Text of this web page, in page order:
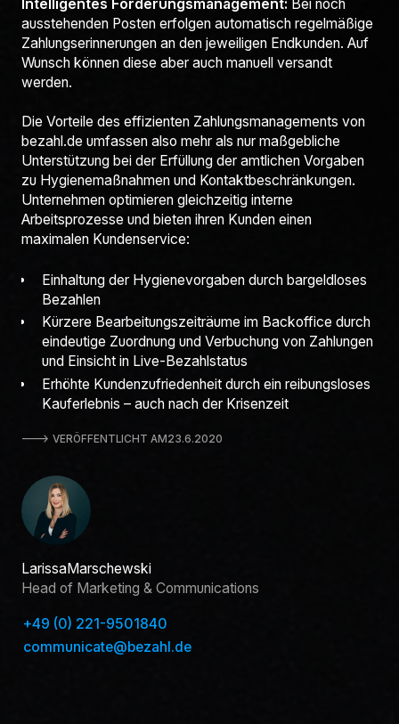
LarissaMarschewski
Head of Marketing & Communications
+49 (0) 221-9501840
communicate@bezahl.de
Intelligentes Forderungsmanagement: Bei noch
ausstehenden Posten erfolgen automatisch regelmäßige
Zahlungserinnerungen an den jeweiligen Endkunden. Auf
Wunsch können diese aber auch manuell versandt
werden.
Die Vorteile des effizienten Zahlungsmanagements von
bezahl.de umfassen also mehr als nur maßgebliche
Unterstützung bei der Erfüllung der amtlichen Vorgaben
zu Hygienemaßnahmen und Kontaktbeschränkungen.
Unternehmen optimieren gleichzeitig interne
Arbeitsprozesse und bieten ihren Kunden einen
maximalen Kundenservice:
Einhaltung der Hygienevorgaben durch bargeldloses
Bezahlen
Kürzere Bearbeitungszeiträume im Backoffice durch
eindeutige Zuordnung und Verbuchung von Zahlungen
und Einsicht in Live-Bezahlstatus
Erhöhte Kundenzufriedenheit durch ein reibungsloses
Kauferlebnis – auch nach der Krisenzeit
🡒 VERÖFFENTLICHT AM 23.6.2020